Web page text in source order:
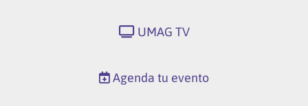
UMAG TV
Agenda tu evento